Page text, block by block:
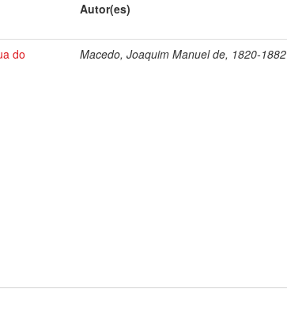
Autor(es)
do
Macedo, Joaquim Manuel de, 1820-1882